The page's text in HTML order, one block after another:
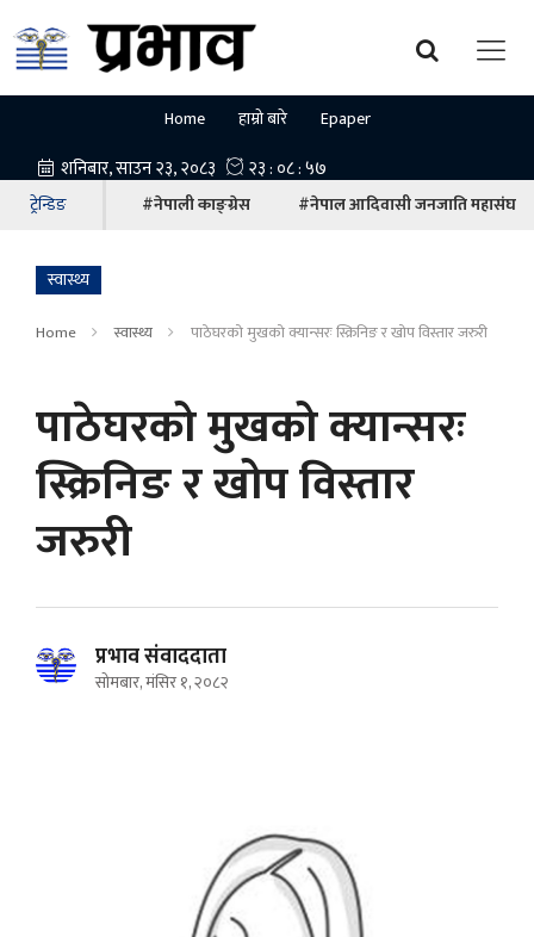
Home हाम्रो बारे Epaper
ट्रेन्डिङ #नेपाली काङ्ग्रेस #नेपाल आदिवासी जनजाति महासंघ
स्वास्थ्य
Home स्वास्थ्य पाठेघरको मुखको क्यान्सरः स्क्रिनिङ र खोप विस्तार जरुरी
पाठेघरको मुखको क्यान्सरः
स्क्रिनिङ र खोप विस्तार
जरुरी
प्रभाव संवाददाता
सोमबार, मंसिर १, २०८२